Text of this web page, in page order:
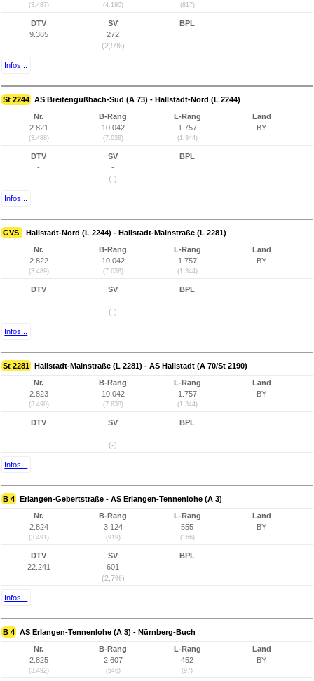
(3.487) (4.190) (817)
DTV
9.365
SV
272
(2,9%)
BPL
Infos...
St 2244 AS Breitengüßbach-Süd (A 73) - Hallstadt-Nord (L 2244)
Nr.
2.821
(3.488)
B-Rang
10.042
(7.638)
L-Rang
1.757
(1.344)
Land
BY
DTV
-
SV
-
(-)
BPL
Infos...
GVS Hallstadt-Nord (L 2244) - Hallstadt-Mainstraße (L 2281)
Nr.
2.822
(3.489)
B-Rang
10.042
(7.638)
L-Rang
1.757
(1.344)
Land
BY
DTV
-
SV
-
(-)
BPL
Infos...
St 2281 Hallstadt-Mainstraße (L 2281) - AS Hallstadt (A 70/St 2190)
Nr.
2.823
(3.490)
B-Rang
10.042
(7.638)
L-Rang
1.757
(1.344)
Land
BY
DTV
-
SV
-
(-)
BPL
Infos...
B 4 Erlangen-Gebertstraße - AS Erlangen-Tennenlohe (A 3)
Nr.
2.824
(3.491)
B-Rang
3.124
(919)
L-Rang
555
(166)
Land
BY
DTV
22.241
SV
601
(2,7%)
BPL
Infos...
B 4 AS Erlangen-Tennenlohe (A 3) - Nürnberg-Buch
Nr.
2.825
(3.492)
B-Rang
2.607
(546)
L-Rang
452
(97)
Land
BY